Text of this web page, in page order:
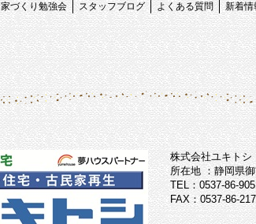
家づくり勉強会
スタッフブログ よくある質問 新着情
株式会社ユキトシ
所在地 ：静岡県
TEL：0537-86-
FAX：0537-86-